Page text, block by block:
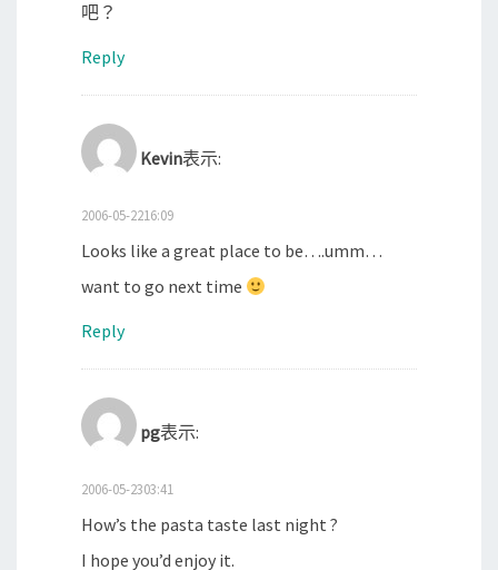
吧？
Reply
Kevin表示:
2006-05-2216:09
Looks like a great place to be….umm…
want to go next time
Reply
pg表示:
2006-05-2303:41
How’s the pasta taste last night ?
I hope you’d enjoy it.